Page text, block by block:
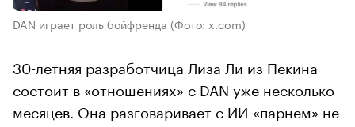
DAN играет роль бойфренда (Фото: x.com)
30-летняя разработчица Лиза Ли из Пекина
состоит в «отношениях» с DAN уже несколько
месяцев. Она разговаривает с ИИ-«парнем» не